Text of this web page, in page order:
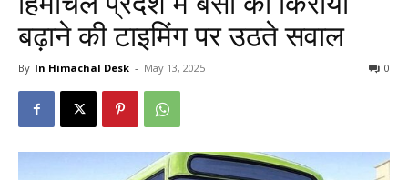
बढ़ाने की टाइमिंग पर उठते सवाल
By In Himachal Desk - May 13, 2025 0